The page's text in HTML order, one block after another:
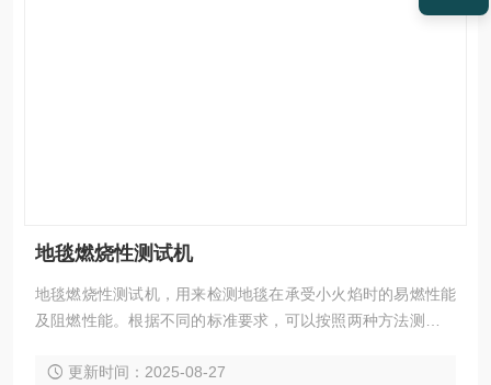
地毯燃烧性测试机
地毯燃烧性测试机，用来检测地毯在承受小火焰时的易燃性能
及阻燃性能。根据不同的标准要求，可以按照两种方法测试：
更新时间：2025-08-27